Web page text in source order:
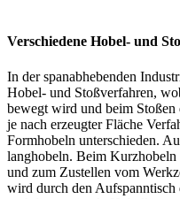
Verschiedene Hobel- und
In der spanabhebenden
Hobel- und Stoßverfahren,
bewegt wird und beim
je nach erzeugter Fläche
Formhobeln unterschieden.
langhobeln. Beim
und zum Zustellen vom
wird durch den